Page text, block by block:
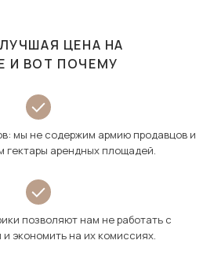
ЦЕНА НА
И ВОТ ПОЧЕМУ
мы не содержим армию продавцов и
гектары арендных площадей.
позволяют нам не работать с
экономить на их комиссиях.